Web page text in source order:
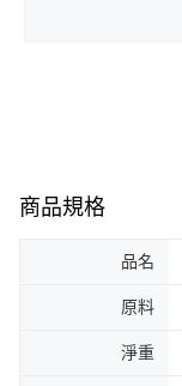
商品規格
品名
原料
淨重